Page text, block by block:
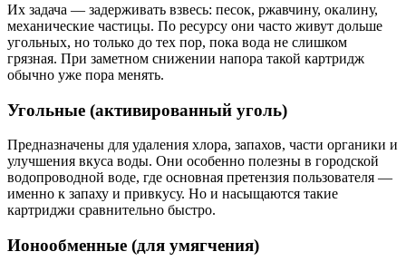
Их задача — задерживать взвесь: песок, ржавчину, окалину,
механические частицы. По ресурсу они часто живут дольше
угольных, но только до тех пор, пока вода не слишком
грязная. При заметном снижении напора такой картридж
обычно уже пора менять.
Угольные (активированный уголь)
Предназначены для удаления хлора, запахов, части органики и
улучшения вкуса воды. Они особенно полезны в городской
водопроводной воде, где основная претензия пользователя —
именно к запаху и привкусу. Но и насыщаются такие
картриджи сравнительно быстро.
Ионообменные (для умягчения)